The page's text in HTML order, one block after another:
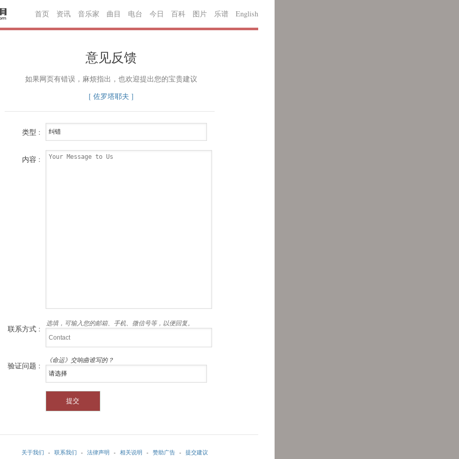
首页 资讯 音乐家 曲目 电台 今日 百科 图片 乐谱 English
意见反馈
如果网页有错误，麻烦指出，也欢迎提出您的宝贵建议
[ 佐罗塔耶夫 ]
类型 :
内容 :
联系方式 :
选填，可输入您的邮箱、手机、微信号等，以便回复。
验证问题 :
《命运》交响曲谁写的？
关于我们 - 联系我们 - 法律声明 - 相关说明 - 赞助广告 - 提交建议